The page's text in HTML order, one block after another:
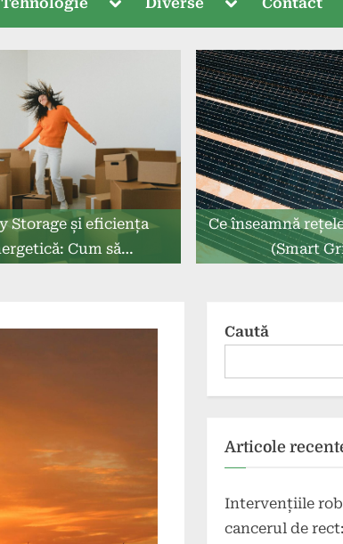
menu
menu
Storage și eficiența
Cum să
Ce înseamnă
(Smart
Caută
Articole
Intervențiile
cancerul de